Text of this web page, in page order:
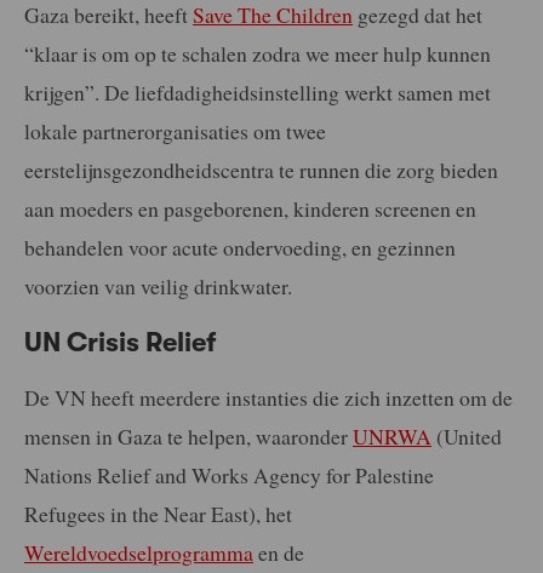
Gaza bereikt, heeft Save The Children gezegd dat het
“klaar is om op te schalen zodra we meer hulp kunnen
krijgen”. De liefdadigheidsinstelling werkt samen met
lokale partnerorganisaties om twee
eerstelijnsgezondheidscentra te runnen die zorg bieden
aan moeders en pasgeborenen, kinderen screenen en
behandelen voor acute ondervoeding, en gezinnen
voorzien van veilig drinkwater.
UN Crisis Relief
De VN heeft meerdere instanties die zich inzetten om de
mensen in Gaza te helpen, waaronderUNRWA (United
Nations Relief and Works Agency for Palestine
Refugees in the Near East), het
Wereldvoedselprogrammaen de